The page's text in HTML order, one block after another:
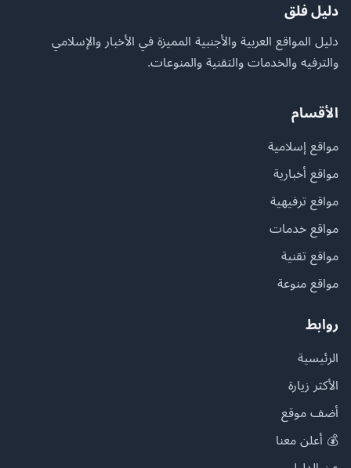
دليل فلق
دليل المواقع العربية والأجنبية المميزة في الأخبار والإسلامي
والترفيه والخدمات والتقنية والمنوعات.
الأقسام
مواقع إسلامية
مواقع أخبارية
مواقع ترفيهية
مواقع خدمات
مواقع تقنية
مواقع منوعة
روابط
الرئيسية
الأكثر زيارة
أضف موقع
💰 أعلن معنا